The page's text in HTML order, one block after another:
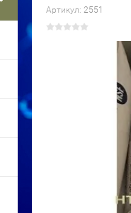
Артикул: 2551